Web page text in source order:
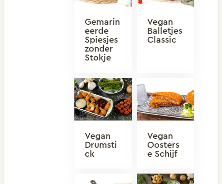
Gemarin
eerde
Spiesjes
zonder
Stokje
Vegan
Balletjes
Classic
Vegan
Drumsti
ck
Vegan
Oosters
e Schijf